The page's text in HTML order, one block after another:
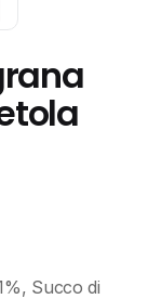
Succo di